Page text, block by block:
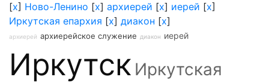
[x] Ново-Ленино [x] архиерей [x] иерей [x]
Иркутская епархия [x] диакон [x]
архиерей архиерейское служение диакон иерей
Иркутск Иркутская